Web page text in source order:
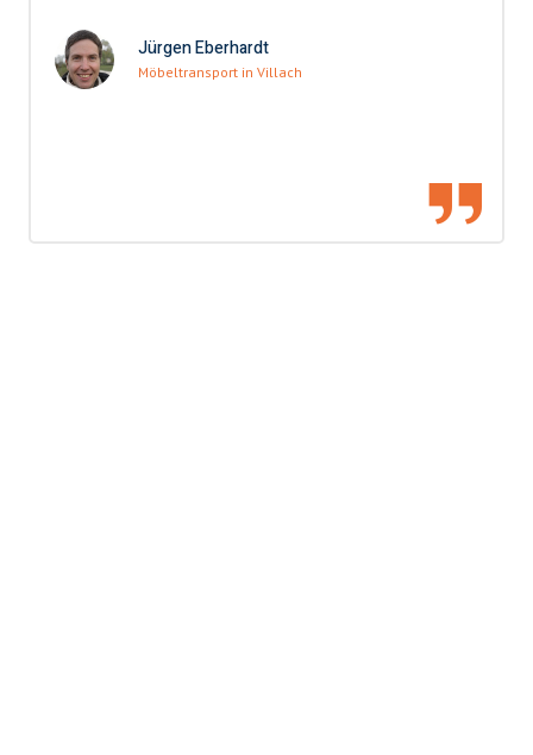
Jürgen Eberhardt
Möbeltransport in Villach